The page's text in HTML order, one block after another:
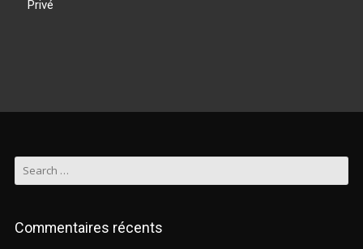
Privé
Commentaires récents